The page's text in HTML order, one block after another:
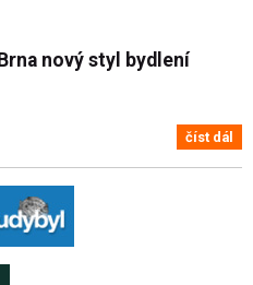
nový styl bydlení
číst dál